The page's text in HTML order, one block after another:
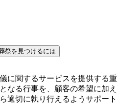
祭を見つけるには
に関するサービスを提供する重
なる行事を、顧客の希望に加え
適切に執り行えるようサポート